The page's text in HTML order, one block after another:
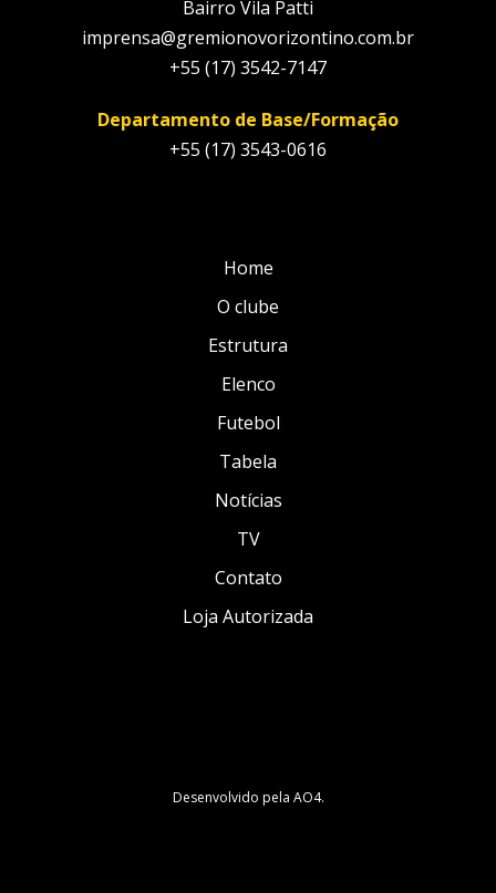
Bairro Vila Patti
imprensa@gremionovorizontino.com.br
+55 (17) 3542-7147
Departamento de Base/Formação
+55 (17) 3543-0616
Home
O clube
Estrutura
Elenco
Futebol
Tabela
Notícias
TV
Contato
Loja Autorizada
Desenvolvido pela AO4.